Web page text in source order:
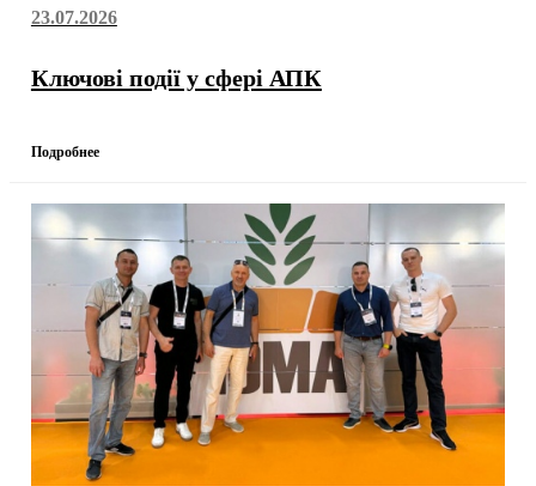
23.07.2026
Ключові події у сфері АПК
Подробнее